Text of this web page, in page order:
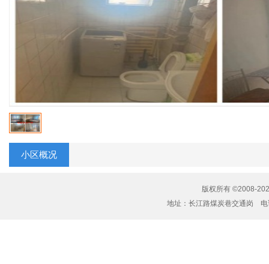
小区概况
版权所有 ©2008-
地址：长江路煤炭巷交通岗